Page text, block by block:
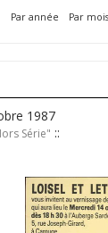
Par année Par mois
1987
Série" ::